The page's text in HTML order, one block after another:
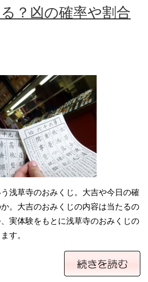
？凶の確率や割合
浅草寺のおみくじ。大吉や今日の確
。大吉のおみくじの内容は当たるの
実体験をもとに浅草寺のおみくじの
す。